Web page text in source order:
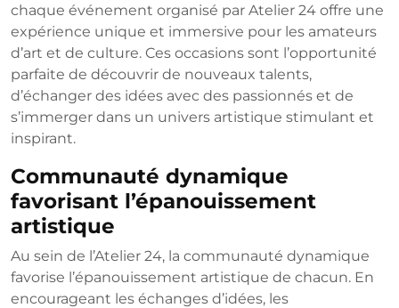
chaque événement organisé par Atelier 24 offre une
expérience unique et immersive pour les amateurs
d’art et de culture. Ces occasions sont l’opportunité
parfaite de découvrir de nouveaux talents,
d’échanger des idées avec des passionnés et de
s’immerger dans un univers artistique stimulant et
inspirant.
Communauté dynamique
favorisant l’épanouissement
artistique
Au sein de l’Atelier 24, la communauté dynamique
favorise l’épanouissement artistique de chacun. En
encourageant les échanges d’idées, les